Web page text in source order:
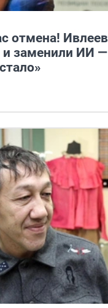
отмена!
заменили ИИ —